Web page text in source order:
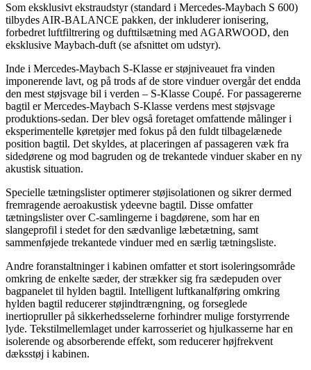
Som eksklusivt ekstraudstyr (standard i Mercedes-Maybach S 600)
tilbydes AIR-BALANCE pakken, der inkluderer ionisering,
forbedret luftfiltrering og dufttilsætning med AGARWOOD, den
eksklusive Maybach-duft (se afsnittet om udstyr).
Inde i Mercedes-Maybach S-Klasse er støjniveauet fra vinden
imponerende lavt, og på trods af de store vinduer overgår det endda
den mest støjsvage bil i verden – S-Klasse Coupé. For passagererne
bagtil er Mercedes-Maybach S-Klasse verdens mest støjsvage
produktions-sedan. Der blev også foretaget omfattende målinger i
eksperimentelle køretøjer med fokus på den fuldt tilbagelænede
position bagtil. Det skyldes, at placeringen af passageren væk fra
sidedørene og mod bagruden og de trekantede vinduer skaber en ny
akustisk situation.
Specielle tætningslister optimerer støjisolationen og sikrer dermed
fremragende aeroakustisk ydeevne bagtil. Disse omfatter
tætningslister over C-samlingerne i bagdørene, som har en
slangeprofil i stedet for den sædvanlige læbetætning, samt
sammenføjede trekantede vinduer med en særlig tætningsliste.
Andre foranstaltninger i kabinen omfatter et stort isoleringsområde
omkring de enkelte sæder, der strækker sig fra sædepuden over
bagpanelet til hylden bagtil. Intelligent luftkanalføring omkring
hylden bagtil reducerer støjindtrængning, og forseglede
inertiopruller på sikkerhedsselerne forhindrer mulige forstyrrende
lyde. Tekstilmellemlaget under karrosseriet og hjulkasserne har en
isolerende og absorberende effekt, som reducerer højfrekvent
dæksstøj i kabinen.